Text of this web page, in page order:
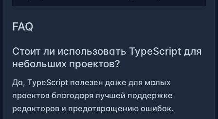
FAQ
Стоит ли использовать TypeScript для
небольших проектов?
Да, TypeScript полезен даже для малых
проектов благодаря лучшей поддержке
редакторов и предотвращению ошибок.